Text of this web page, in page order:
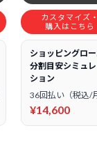
カスタマイズ
購入はこちら
ショッピングロ
分割目安シミュ
ション
36回払い（税込/
¥14,600